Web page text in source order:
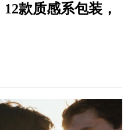
款质感系包装，